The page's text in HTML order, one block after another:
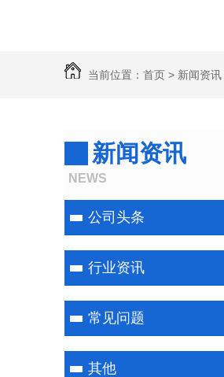
当前位置： 首页 > 新闻资讯
新闻资讯
NEWS
公司头条
行业资讯
常见问题
其他